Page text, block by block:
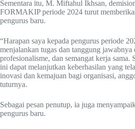
Sementara itu, M. Miftahul Ikhsan,
FORMAKIP periode 2024 turut
pengurus baru.
“Harapan saya kepada pengurus periode
menjalankan tugas dan tanggung jawabnya
profesionalisme, dan semangat kerja sama.
ini dapat melanjutkan keberhasilan yang
inovasi dan kemajuan bagi organisasi,
tuturnya.
Sebagai pesan penutup, ia juga
pengurus baru.